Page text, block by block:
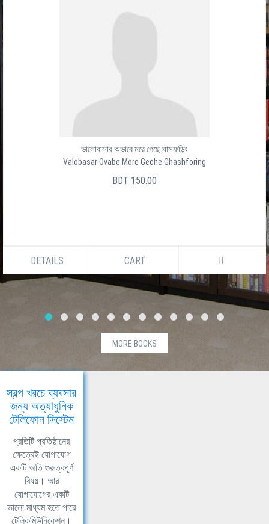
ভালোবাসার অভাবে মরে গেছে ঘাসফড়িং
Valobasar Ovabe More Geche Ghashforing
BDT 150.00
DETAILS CART
MORE BOOKS
স্বল্প খরচে ব্যবসার
জন্য অত্যাধুনিক
টেলিফোন সিস্টেম
প্রতিটি প্রতিষ্ঠানের
ক্ষেত্রেই যোগাযোগ
একটি অতি গুরুত্বপূর্ণ
বিষয়। আর
যোগাযোগের একটি
ভালো মাধ্যম হতে পারে
টেলিকমিউনিকেশন।